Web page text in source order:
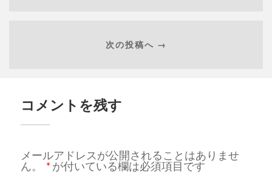
次の投稿へ →
コメントを残す
メールアドレスが公開されることはありませ
ん。
*が付いている欄は必須項目です